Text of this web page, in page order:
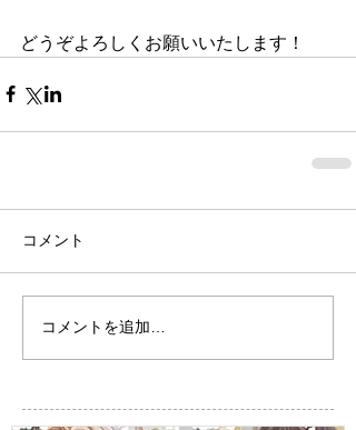
どうぞよろしくお願いいたします！
コメント
コメントを追加…